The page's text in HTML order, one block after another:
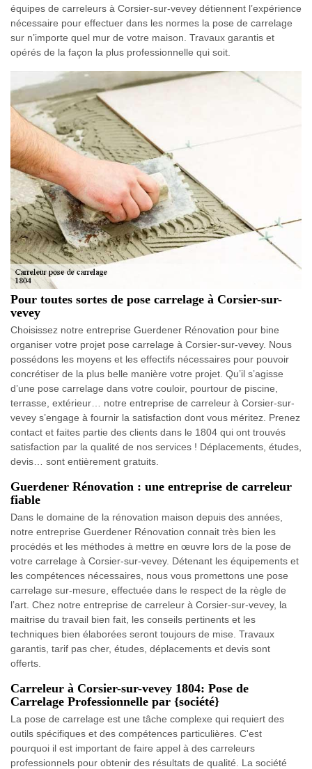
équipes de carreleurs à Corsier-sur-vevey détiennent l’expérience
nécessaire pour effectuer dans les normes la pose de carrelage
sur n’importe quel mur de votre maison. Travaux garantis et
opérés de la façon la plus professionnelle qui soit.
Pour toutes sortes de pose carrelage à Corsier-sur-
vevey
Choisissez notre entreprise Guerdener Rénovation pour bine
organiser votre projet pose carrelage à Corsier-sur-vevey. Nous
possédons les moyens et les effectifs nécessaires pour pouvoir
concrétiser de la plus belle manière votre projet. Qu’il s’agisse
d’une pose carrelage dans votre couloir, pourtour de piscine,
terrasse, extérieur… notre entreprise de carreleur à Corsier-sur-
vevey s’engage à fournir la satisfaction dont vous méritez. Prenez
contact et faites partie des clients dans le 1804 qui ont trouvés
satisfaction par la qualité de nos services ! Déplacements, études,
devis… sont entièrement gratuits.
Guerdener Rénovation : une entreprise de carreleur
fiable
Dans le domaine de la rénovation maison depuis des années,
notre entreprise Guerdener Rénovation connait très bien les
procédés et les méthodes à mettre en œuvre lors de la pose de
votre carrelage à Corsier-sur-vevey. Détenant les équipements et
les compétences nécessaires, nous vous promettons une pose
carrelage sur-mesure, effectuée dans le respect de la règle de
l’art. Chez notre entreprise de carreleur à Corsier-sur-vevey, la
maitrise du travail bien fait, les conseils pertinents et les
techniques bien élaborées seront toujours de mise. Travaux
garantis, tarif pas cher, études, déplacements et devis sont
offerts.
Carreleur à Corsier-sur-vevey 1804: Pose de
Carrelage Professionnelle par {société}
La pose de carrelage est une tâche complexe qui requiert des
outils spécifiques et des compétences particulières. C'est
pourquoi il est important de faire appel à des carreleurs
professionnels pour obtenir des résultats de qualité. La société